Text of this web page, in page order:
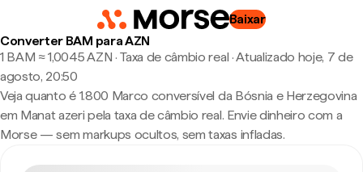
Baixar
Converter BAM para AZN
1 BAM ≈ 1,0045 AZN · Taxa de câmbio real ·Atualizado hoje, 7 de
agosto, 20:50
Veja quanto é 1.800 Marco conversível da Bósnia e Herzegovina
em Manat azeri pela taxa de câmbio real. Envie dinheiro com a
Morse — sem markups ocultos, sem taxas infladas.